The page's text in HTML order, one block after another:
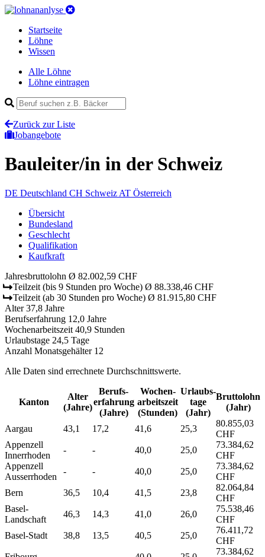
Startseite
Löhne
Wissen
Alle Löhne
Löhne eintragen
Zurück zur Liste
Jobangebote
Bauleiter/in in der Schweiz
DE Deutschland CH Schweiz AT Österreich
Übersicht
Bundesland
Geschlecht
Qualifikation
Kaufkraft
Jahresbruttolohn Ø 82.002,59 CHF
Teilzeit (bis 9 Stunden pro Woche) Ø 88.338,46 CHF
Teilzeit (ab 30 Stunden pro Woche) Ø 81.915,80 CHF
Alter 37,8 Jahre
Berufserfahrung 12,0 Jahre
Wochenarbeitszeit 40,9 Stunden
Urlaubstage 24,5 Tage
Anzahl Monatsgehälter 12
Alle Daten sind errechnete Durchschnittswerte.
Kanton
Alter
(Jahre)
Berufs­
erfahrung
(Jahre)
Wochen­
arbeitszeit
(Stunden)
Urlaubs­
tage
(Jahr)
Bruttolohn
(Jahr)
Aargau 43,1 17,2 41,6 25,3
80.855,03
CHF
Appenzell
Innerrhoden
- - 40,0 25,0
73.384,62
CHF
Appenzell
Ausserrhoden
- - 40,0 25,0
73.384,62
CHF
Bern
36,5 10,4 41,5 23,8
82.064,84
CHF
Basel-
Landschaft
46,3 14,3 41,0 26,0
75.538,46
CHF
Basel-Stadt
38,8 13,5 40,5 25,0
76.411,72
CHF
73.384,62